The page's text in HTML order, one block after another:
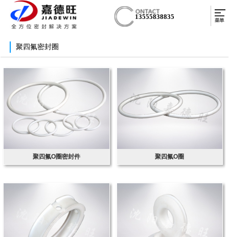
13555838835
聚四氟密封圈
聚四氟O圈密封件 聚四氟O圈